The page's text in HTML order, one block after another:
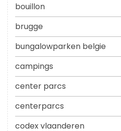
bouillon
brugge
bungalowparken belgie
campings
center parcs
centerparcs
codex vlaanderen